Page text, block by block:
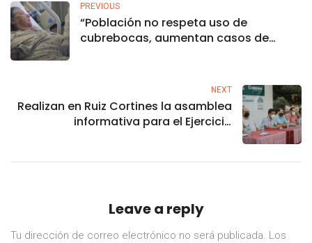
PREVIOUS
“Población no respeta uso de
cubrebocas, aumentan casos de
NEXT
Realizan en Ruiz Cortines la asamblea
informativa para el Ejercicio
Leave a reply
Tu dirección de correo electrónico no será publicada. Los